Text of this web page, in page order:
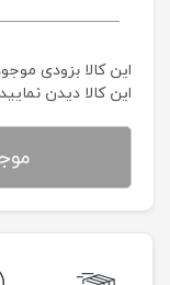
این کالا بزودی
این کالا دیدن